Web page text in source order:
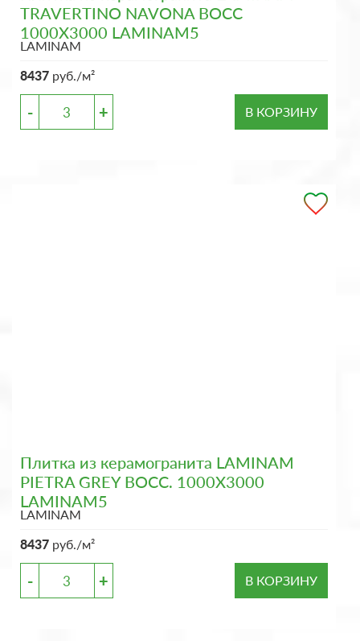
TRAVERTINO NAVONA BOCC
1000X3000 LAMINAM5
LAMINAM
8437 руб./м²
- + В КОРЗИНУ
Плитка из керамогранита LAMINAM
PIETRA GREY BOCC. 1000X3000
LAMINAM5
LAMINAM
8437 руб./м²
- + В КОРЗИНУ